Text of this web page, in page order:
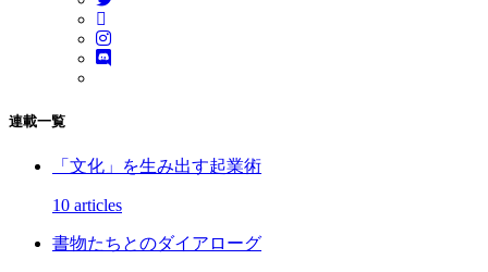
連載一覧
「文化」を生み出す起業術
10 articles
書物たちとのダイアローグ